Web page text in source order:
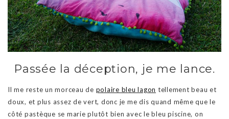
Passée la déception, je me lance.
Il me reste un morceau de polaire bleu lagon tellement beau et
doux, et plus assez de vert, donc je me dis quand même que le
côté pastèque se marie plutôt bien avec le bleu piscine, on